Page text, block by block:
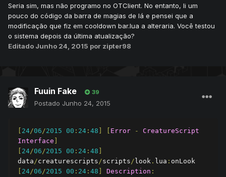
Seria sim, mas não programo no OTClient. No entanto, li um
pouco do código da barra de magias de lá e pensei que a
modificação que fiz em cooldown bar.lua a alteraria. Você testou
o sistema depois da última atualização?
Editado Junho 24, 2015 por zipter98
Fuuin Fake 39
Postado Junho 24, 2015
24/06/2015 00 : 24 : 48 Error -
CreatureScript
Interface
24/06/2015 00 : 24 : 48
data/creaturescripts/scripts/ look . lua :
24/06/2015 00 : 24 : 48 Description :